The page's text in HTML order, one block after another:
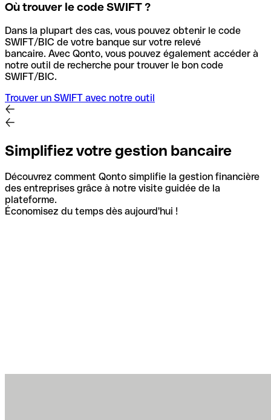
Où trouver le code SWIFT ?
Dans la plupart des cas, vous pouvez obtenir le code
SWIFT/BIC de votre banque sur votre relevé
bancaire. Avec Qonto, vous pouvez également accéder à
notre outil de recherche pour trouver le bon code
SWIFT/BIC.
Trouver un SWIFT avec notre outil
Simplifiez votre gestion bancaire
Découvrez comment Qonto simplifie la gestion financière
des entreprises grâce à notre visite guidée de la
plateforme.
Économisez du temps dès aujourd'hui !